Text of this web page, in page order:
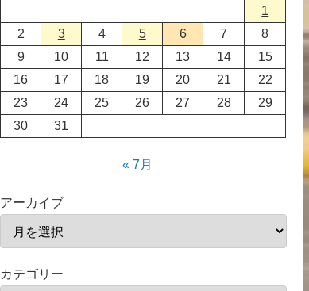
1
2
3 4 5 6 7
8
9
10 11 12 13 14
15
16
17 18 19 20 21
22
23
24 25 26 27 28
29
30
31
« 7月
アーカイブ
カテゴリー